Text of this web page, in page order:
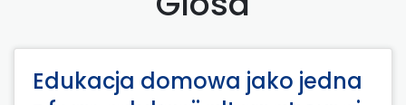
Edukacja domowa jako jedna